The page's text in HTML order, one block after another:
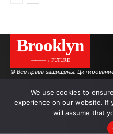
Brooklyn
———→ FUTURE
© Все права защищены.
We use cookies to
experience on our website. If
will assume that